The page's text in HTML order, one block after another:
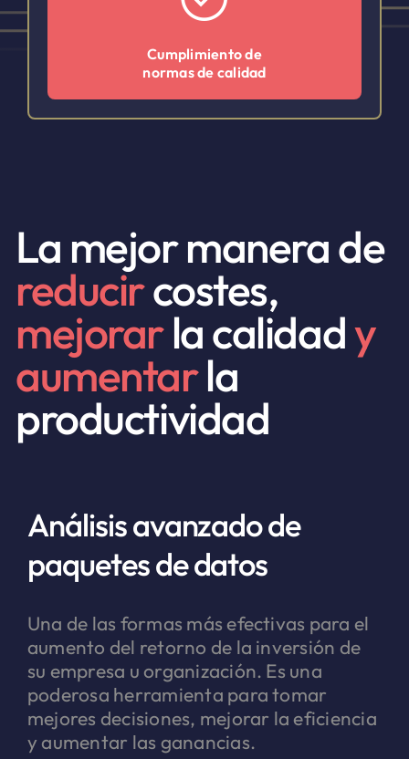
Cumplimiento de
normas de calidad
La mejor manera de
reducircostes,
mejorarla calidady
aumentarla
productividad
Análisis avanzado de
paquetes de datos
Una de las formas más efectivas para el
aumento del retorno de la inversión de
su empresa u organización. Es una
poderosa herramienta para tomar
mejores decisiones, mejorar la eficiencia
y aumentar las ganancias.